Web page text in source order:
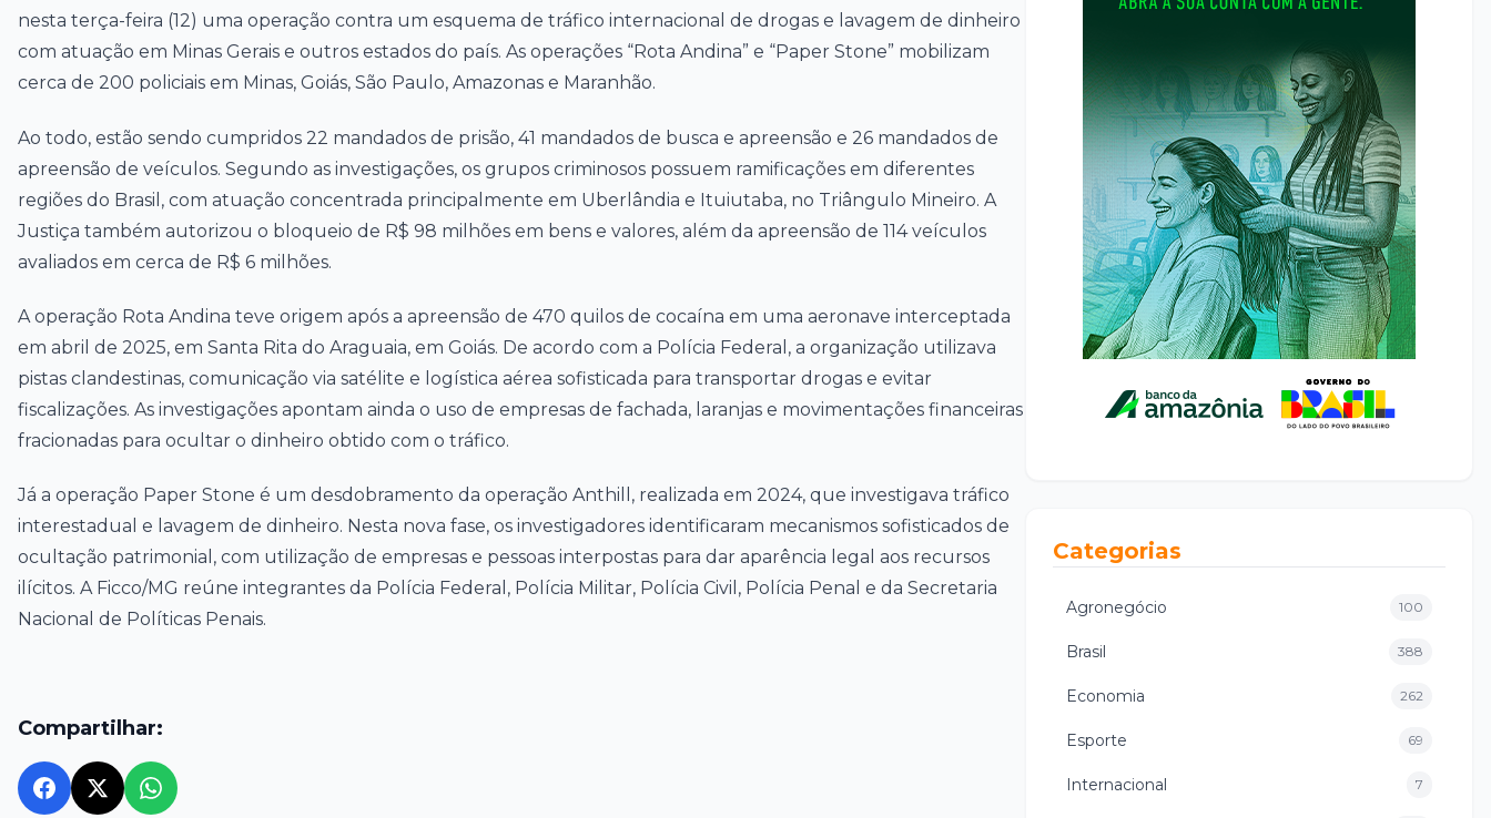
nesta terça-feira (12) uma operação contra um esquema de tráfico internacional de drogas e lavagem de dinheiro
com atuação em Minas Gerais e outros estados do país. As operações “Rota Andina” e “Paper Stone” mobilizam
cerca de 200 policiais em Minas, Goiás, São Paulo, Amazonas e Maranhão.
Ao todo, estão sendo cumpridos 22 mandados de prisão, 41 mandados de busca e apreensão e 26 mandados de
apreensão de veículos. Segundo as investigações, os grupos criminosos possuem ramificações em diferentes
regiões do Brasil, com atuação concentrada principalmente em Uberlândia e Ituiutaba, no Triângulo Mineiro. A
Justiça também autorizou o bloqueio de R$ 98 milhões em bens e valores, além da apreensão de 114 veículos
avaliados em cerca de R$ 6 milhões.
A operação Rota Andina teve origem após a apreensão de 470 quilos de cocaína em uma aeronave interceptada
em abril de 2025, em Santa Rita do Araguaia, em Goiás. De acordo com a Polícia Federal, a organização utilizava
pistas clandestinas, comunicação via satélite e logística aérea sofisticada para transportar drogas e evitar
fiscalizações. As investigações apontam ainda o uso de empresas de fachada, laranjas e movimentações financeiras
fracionadas para ocultar o dinheiro obtido com o tráfico.
Já a operação Paper Stone é um desdobramento da operação Anthill, realizada em 2024, que investigava tráfico
interestadual e lavagem de dinheiro. Nesta nova fase, os investigadores identificaram mecanismos sofisticados de
ocultação patrimonial, com utilização de empresas e pessoas interpostas para dar aparência legal aos recursos
ilícitos. A Ficco/MG reúne integrantes da Polícia Federal, Polícia Militar, Polícia Civil, Polícia Penal e da Secretaria
Nacional de Políticas Penais.
Compartilhar:
Categorias
Agronegócio 100
Brasil 388
Economia 262
Esporte 69
Internacional 7